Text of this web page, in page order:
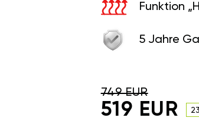
Funktion
5 Jahre
749 EUR
519 EUR